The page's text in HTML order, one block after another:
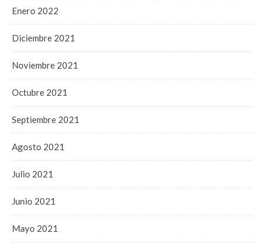
Enero 2022
Diciembre 2021
Noviembre 2021
Octubre 2021
Septiembre 2021
Agosto 2021
Julio 2021
Junio 2021
Mayo 2021